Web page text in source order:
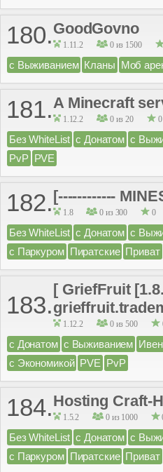
180.GoodGovno
1.11.2 0 из 1500
с Выживанием Кланы Моб
181.A Minecraft
1.12.2 0 из 20 0
Без WhiteList с Донатом с
PvP PVE
182.[------------
1.8 0 из 300 0
Без WhiteList с Донатом с
с Паркуром Пиратские Приват
183.
[ GriefFruit
1.12.2 0 из 500
с Донатом с Выживанием
с Экономикой PVE PvP
184.Hosting Craft-
1.5.2 0 из 1000
Без WhiteList с Донатом с
с Паркуром Пиратские Приват